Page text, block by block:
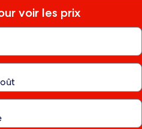
voir les prix